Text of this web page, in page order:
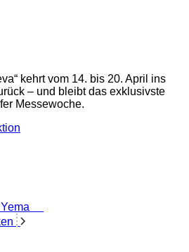
kehrt vom 14. bis 20. April ins
– und bleibt das exklusivste
Messewoche.
Yema